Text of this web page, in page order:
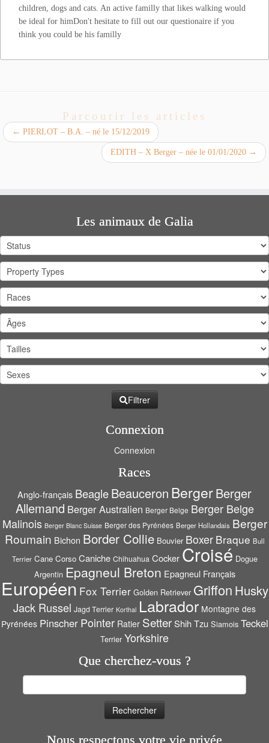
children, dogs and cats. An active familly that likes walking would
be ideal for himDon't hesitate to fill out our questionaire if you
think you could be his familly
Parcourir les articles
← PIERLOT – B.A. – né le 15/12/2019
EDITH – X Berger – née le 01/01/2020 →
Les animaux de Galia
Filtrer
Connexion
Connexion
Races
Anglo-français BeagleBeauceron BergerBerger
Allemand Berger Australien Berger Belge Berger Belge
Malinois Berger Blanc Suisse Berger des Pyrénées Berger Hollandais Berger
Roumain Bichon Border Collie Bouvier Boxer Braque Bull
Terrier Cane Corso Caniche Chihuahua Cocker Croisé Dogue
Argentin Epagneul Breton Epagneul Français
Européen Fox Terrier Golden Retriever Griffon Husky
Jack Russel Jagd Terrier Korthal Labrador Montagne des
Pyrénées Pinscher Pointer Ratier Setter Shih Tzu Siamois Teckel
Terrier Yorkshire
Que cherchez-vous ?
Nous respectons votre vie privée